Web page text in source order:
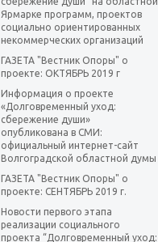
Ярмарке программ, проектов
социально ориентированных
некоммерческих организаций
ГАЗЕТА "Вестник Опоры" о
проекте: ОКТЯБРЬ 2019 г
Информация о проекте
«Долговременный уход:
сбережение души»
опубликована в СМИ:
официальный интернет-сайт
Волгоградской областной думы
ГАЗЕТА "Вестник Опоры" о
проекте: СЕНТЯБРЬ 2019 г.
Новости первого этапа
реализации социального
проекта “Долговременный уход: